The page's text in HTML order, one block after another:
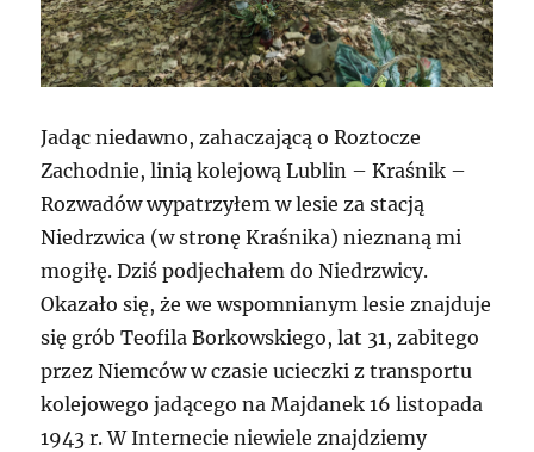
Jadąc niedawno, zahaczającą o Roztocze
Zachodnie, linią kolejową Lublin – Kraśnik –
Rozwadów wypatrzyłem w lesie za stacją
Niedrzwica (w stronę Kraśnika) nieznaną mi
mogiłę. Dziś podjechałem do Niedrzwicy.
Okazało się, że we wspomnianym lesie znajduje
się grób Teofila Borkowskiego, lat 31, zabitego
przez Niemców w czasie ucieczki z transportu
kolejowego jadącego na Majdanek 16 listopada
1943 r. W Internecie niewiele znajdziemy